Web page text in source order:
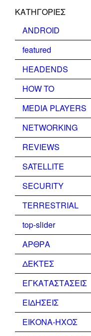
KΑΤΗΓΟΡΊΕΣ
ANDROID
featured
HEADENDS
HOW TO
MEDIA PLAYERS
NETWORKING
REVIEWS
SATELLITE
SECURITY
TERRESTRIAL
top-slider
ΑΡΘΡΑ
ΔΕΚΤΕΣ
ΕΓΚΑΤΑΣΤΑΣΕΙΣ
ΕΙΔΗΣΕΙΣ
ΕΙΚΟΝΑ-ΗΧΟΣ